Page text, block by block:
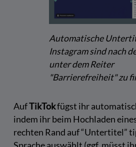
Automatische
Instagram sind nach
unter dem Reiter
"Barrierefreiheit" zu
AufTikTokfügst ihr
indem ihr beim Hochladen
rechten Rand auf “Untertitel”